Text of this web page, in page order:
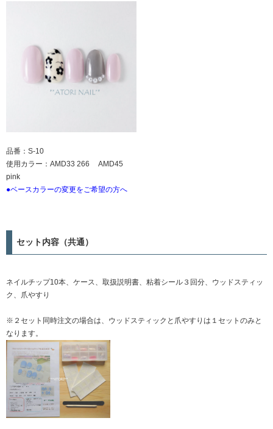
品番：S-10
使用カラー：AMD33 266 AMD45
pink
●ベースカラーの変更をご希望の方へ
セット内容（共通）
ネイルチップ10本、ケース、取扱説明書、粘着シール３回分、ウッドスティッ
ク、爪やすり
※２セット同時注文の場合は、ウッドスティックと爪やすりは１セットのみと
なります。